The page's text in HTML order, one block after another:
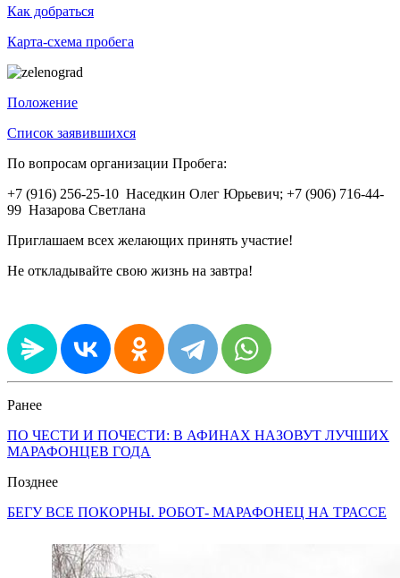
Как добраться
Карта-схема пробега
Положение
Список заявившихся
По вопросам организации Пробега:
+7 (916) 256-25-10 Наседкин Олег Юрьевич; +7 (906) 716-44-
99 Назарова Светлана
Приглашаем всех желающих принять участие!
Не откладывайте свою жизнь на завтра!
Ранее
ПО ЧЕСТИ И ПОЧЕСТИ: В АФИНАХ НАЗОВУТ ЛУЧШИХ
МАРАФОНЦЕВ ГОДА
Позднее
БЕГУ ВСЕ ПОКОРНЫ. РОБОТ- МАРАФОНЕЦ НА ТРАССЕ